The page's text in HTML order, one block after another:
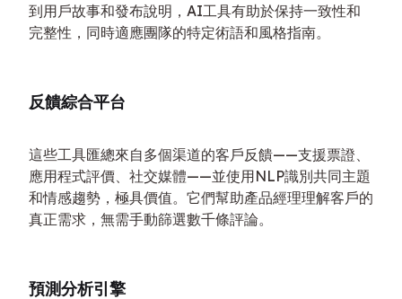
到用戶故事和發布說明，AI工具有助於保持一致性和
完整性，同時適應團隊的特定術語和風格指南。
反饋綜合平台
這些工具匯總來自多個渠道的客戶反饋——支援票證、
應用程式評價、社交媒體——並使用NLP識別共同主題
和情感趨勢，極具價值。它們幫助產品經理理解客戶的
真正需求，無需手動篩選數千條評論。
預測分析引擎